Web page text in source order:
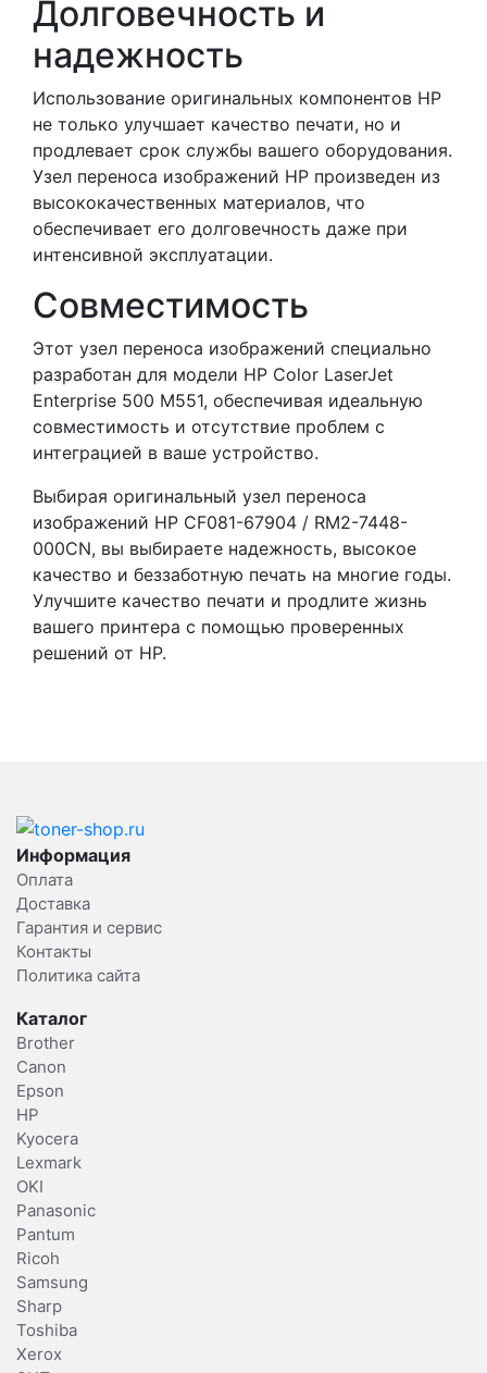
Долговечность и
надежность
Использование оригинальных компонентов HP
не только улучшает качество печати, но и
продлевает срок службы вашего оборудования.
Узел переноса изображений HP произведен из
высококачественных материалов, что
обеспечивает его долговечность даже при
интенсивной эксплуатации.
Совместимость
Этот узел переноса изображений специально
разработан для модели HP Color LaserJet
Enterprise 500 M551, обеспечивая идеальную
совместимость и отсутствие проблем с
интеграцией в ваше устройство.
Выбирая оригинальный узел переноса
изображений HP CF081-67904 / RM2-7448-
000CN, вы выбираете надежность, высокое
качество и беззаботную печать на многие годы.
Улучшите качество печати и продлите жизнь
вашего принтера с помощью проверенных
решений от HP.
Информация
Оплата
Доставка
Гарантия и сервис
Контакты
Политика сайта
Каталог
Brother
Canon
Epson
HP
Kyocera
Lexmark
OKI
Panasonic
Pantum
Ricoh
Samsung
Sharp
Toshiba
Xerox